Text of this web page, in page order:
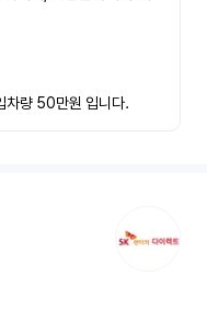
차량 50만원 입니다.